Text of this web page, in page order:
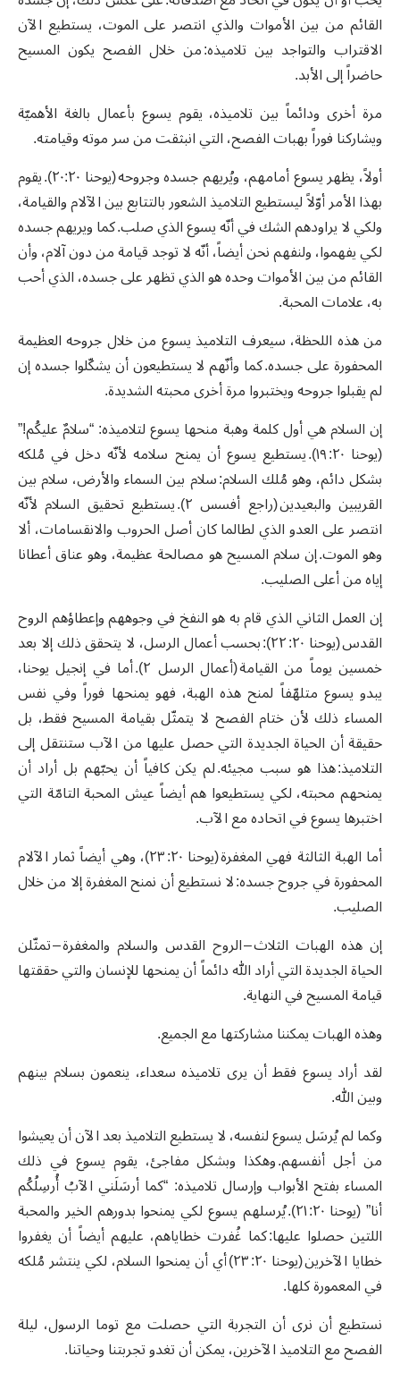
القائم من بين الأموات والذي انتصر على الموت، يستطيع الآن
الاقتراب والتواجد بين تلاميذه: من خلال الفصح يكون المسيح
حاضراً إلى الأبد.
مرة أخرى ودائماً بين تلاميذه، يقوم يسوع بأعمال بالغة الأهميّة
ويشاركنا فوراً بهبات الفصح، التي انبثقت من سر موته وقيامته.
أولاً، يظهر يسوع أمامهم، ويُريهم جسده وجروحه (يوحنا ٢٠:٢٠). يقوم
بهذا الأمر أوّلاً ليستطيع التلاميذ الشعور بالتتابع بين الآلام والقيامة،
ولكي لا يراودهم الشك في أنّه يسوع الذي صلب. كما ويريهم جسده
لكي يفهموا، ولنفهم نحن أيضاً، أنّه لا توجد قيامة من دون آلام، وأن
القائم من بين الأموات وحده هو الذي تظهر على جسده، الذي أحب
به، علامات المحبة.
من هذه اللحظة، سيعرف التلاميذ يسوع من خلال جروحه العظيمة
المحفورة على جسده. كما وأنّهم لا يستطيعون أن يشكّلوا جسده إن
لم يقبلوا جروحه ويختبروا مرة أخرى محبته الشديدة.
إن السلام هي أول كلمة وهبة منحها يسوع لتلاميذه: “سلامٌ عليكُم!”
(يوحنا ٢٠: ١٩). يستطيع يسوع أن يمنح سلامه لأنّه دخل في مُلكه
بشكل دائم، وهو مُلك السلام: سلام بين السماء والأرض، سلام بين
القريبين والبعيدين (راجع أفسس ٢). يستطيع تحقيق السلام لأنّه
انتصر على العدو الذي لطالما كان أصل الحروب والانقسامات، ألا
وهو الموت. إن سلام المسيح هو مصالحة عظيمة، وهو عناق أعطانا
إياه من أعلى الصليب.
إن العمل الثاني الذي قام به هو النفخ في وجوههم وإعطاؤهم الروح
القدس (يوحنا ٢٠: ٢٢): بحسب أعمال الرسل، لا يتحقق ذلك إلا بعد
خمسين يوماً من القيامة (أعمال الرسل ٢). أما في إنجيل يوحنا،
يبدو يسوع متلهّفاً لمنح هذه الهبة، فهو يمنحها فوراً وفي نفس
المساء ذلك لأن ختام الفصح لا يتمثّل بقيامة المسيح فقط، بل
حقيقة أن الحياة الجديدة التي حصل عليها من الآب ستنتقل إلى
التلاميذ: هذا هو سبب مجيئه. لم يكن كافياً أن يحبّهم بل أراد أن
يمنحهم محبته، لكي يستطيعوا هم أيضاً عيش المحبة التامّة التي
اختبرها يسوع في اتحاده مع الآب.
أما الهبة الثالثة فهي المغفرة (يوحنا ٢٠: ٢٣)، وهي أيضاً ثمار الآلام
المحفورة في جروح جسده: لا نستطيع أن نمنح المغفرة إلا من خلال
الصليب.
إن هذه الهبات الثلاث – الروح القدس والسلام والمغفرة – تمثّلن
الحياة الجديدة التي أراد الله دائماً أن يمنحها للإنسان والتي حققتها
قيامة المسيح في النهاية.
وهذه الهبات يمكننا مشاركتها مع الجميع.
لقد أراد يسوع فقط أن يرى تلاميذه سعداء، ينعمون بسلام بينهم
وبين الله.
وكما لم يُرسَل يسوع لنفسه، لا يستطيع التلاميذ بعد الآن أن يعيشوا
من أجل أنفسهم. وهكذا وبشكل مفاجئ، يقوم يسوع في ذلك
المساء بفتح الأبواب وإرسال تلاميذه: “كما أرسَلَني الآبُ أُرسِلُكُم
أنا” (يوحنا ٢٠: ٢١). يُرسلهم يسوع لكي يمنحوا بدورهم الخير والمحبة
اللتين حصلوا عليها: كما غُفرت خطاياهم، عليهم أيضاً أن يغفروا
خطايا الآخرين (يوحنا ٢٠: ٢٣) أي أن يمنحوا السلام، لكي ينتشر مُلكه
في المعمورة كلها.
نستطيع أن نرى أن التجربة التي حصلت مع توما الرسول، ليلة
الفصح مع التلاميذ الآخرين، يمكن أن تغدو تجربتنا وحياتنا.